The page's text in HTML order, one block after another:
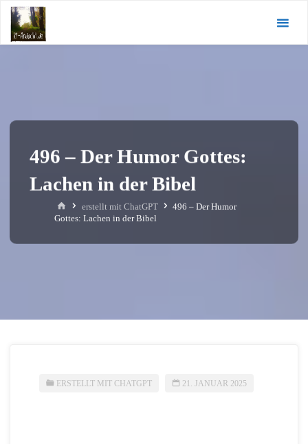
Zum
Inhalt
springen
496 – Der Humor Gottes:
Lachen in der Bibel
Starterstellt mit ChatGPT
496 – Der Humor
Gottes: Lachen in der Bibel
ERSTELLT MIT CHATGPT 21. JANUAR 2025